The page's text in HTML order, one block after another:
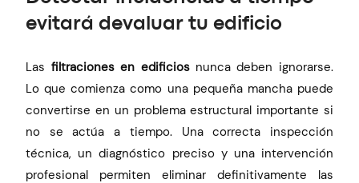
evitará devaluar tu edificio
Las filtraciones en edificiosnunca deben ignorarse.
Lo que comienza como una pequeña mancha puede
convertirse en un problema estructural importante si
no se actúa a tiempo. Una correcta inspección
técnica, un diagnóstico preciso y una intervención
profesional permiten eliminar definitivamente las